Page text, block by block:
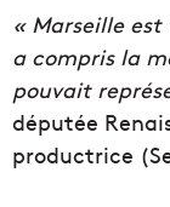
« Marseille
a compris la
pouvait
députée
productrice